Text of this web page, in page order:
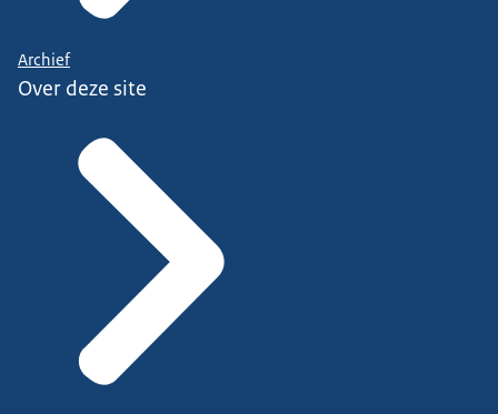
Archief
Over deze site